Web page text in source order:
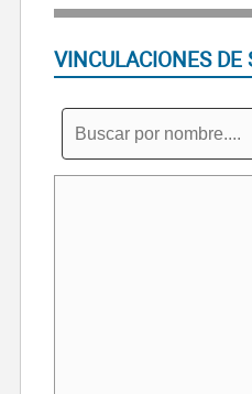
VINCULACIONES DE